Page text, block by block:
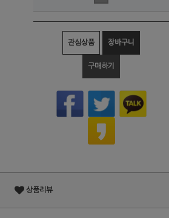
관심상품 장바구니
구매하기
상품리뷰